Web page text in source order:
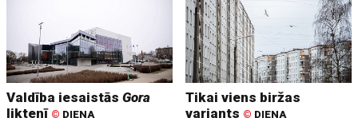
Valdība iesaistāsGora
liktenī © DIENA
Tikai viens biržas
variants © DIENA